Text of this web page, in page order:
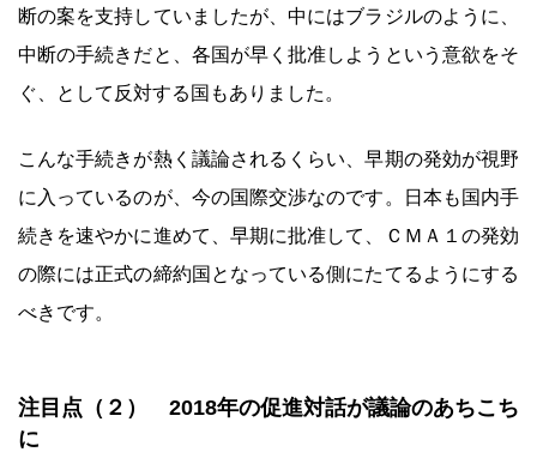
断の案を支持していましたが、中にはブラジルのように、
中断の手続きだと、各国が早く批准しようという意欲をそ
ぐ、として反対する国もありました。
こんな手続きが熱く議論されるくらい、早期の発効が視野
に入っているのが、今の国際交渉なのです。日本も国内手
続きを速やかに進めて、早期に批准して、ＣＭＡ１の発効
の際には正式の締約国となっている側にたてるようにする
べきです。
注目点（２） 2018年の促進対話が議論のあちこち
に